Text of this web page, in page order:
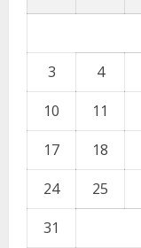
3
4
10
11
17
18
24
25
31